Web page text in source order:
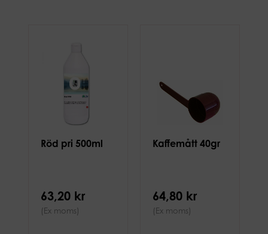
Röd pri 500ml
63,20 kr
(Ex moms)
Kaffemått 40gr
64,80 kr
(Ex moms)